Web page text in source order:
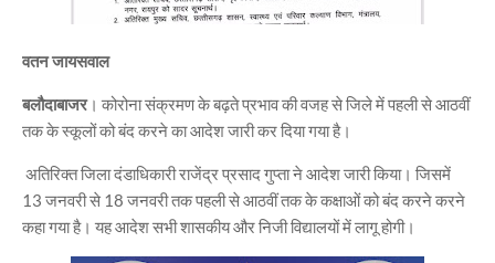
वतन जायसवाल
बलौदाबाजर। कोरोना संक्रमण के बढ़ते प्रभाव की वजह से जिले में पहली से आठवीं
तक के स्कूलों को बंद करने का आदेश जारी कर दिया गया है।
अतिरिक्त जिला दंडाधिकारी राजेंद्र प्रसाद गुप्ता ने आदेश जारी किया। जिसमें
13 जनवरी से 18 जनवरी तक पहली से आठवीं तक के कक्षाओं को बंद करने करने
कहा गया है। यह आदेश सभी शासकीय और निजी विद्यालयों में लागू होगी।